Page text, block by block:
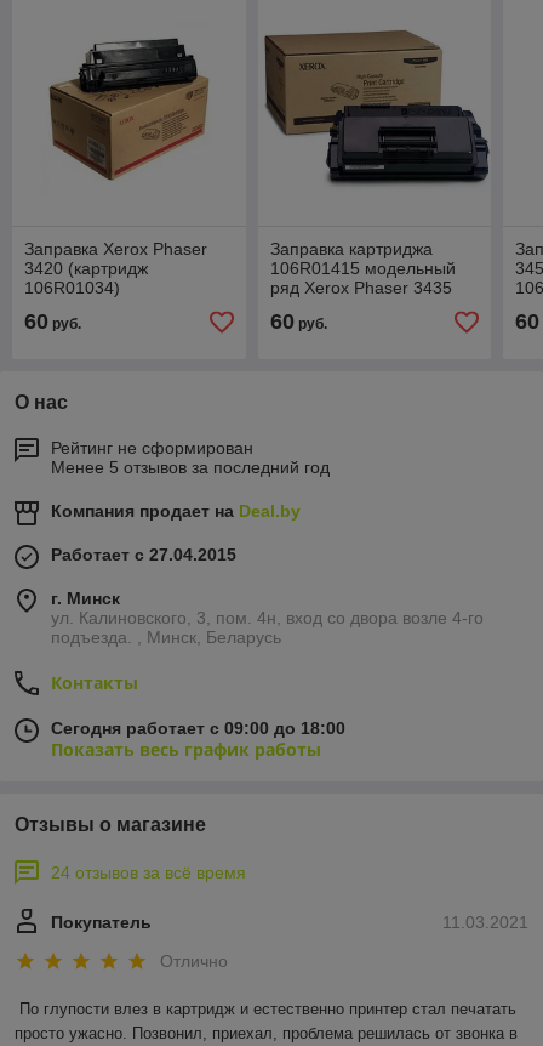
Заправка Xerox Phaser
3420 (картридж
106R01034)
60 руб.
Заправка картриджа
106R01415 модельный
ряд Xerox Phaser 3435
60руб. 60
О нас
Рейтинг не сформирован
Менее 5 отзывов за последний год
Компания продает на Deal.by
Работает с 27.04.2015
г. Минск
ул. Калиновского, 3, пом. 4н, вход со двора возле 4-го
подъезда. , Минск, Беларусь
Контакты
Сегодня работает с 09:00 до 18:00
Показать весь график работы
Отзывы о магазине
24 отзывов за всё время
11.03.2021
Покупатель
Отлично
По глупости влез в картридж и естественно принтер стал печатать
просто ужасно. Позвонил, приехал, проблема решилась от звонка в